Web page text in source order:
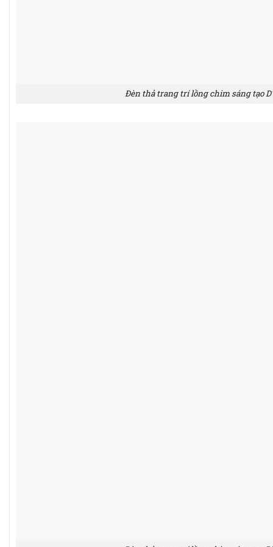
Đèn thả trang trí lồng chim sáng tạo